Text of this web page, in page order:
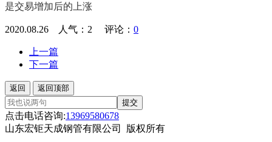
是交易增加后的上涨
2020.08.26 人气： 2 评论： 0
上一篇
下一篇
返回
返回顶部
提交
点击电话咨询:13969580678
山东宏钜天成钢管有限公司 版权所有